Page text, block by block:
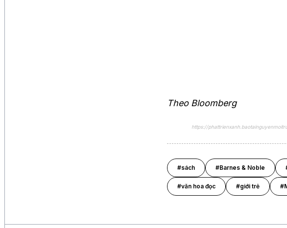
Theo Bloomberg
https://
#sách #Barnes & Noble
#văn hoa đọc #giới trẻ